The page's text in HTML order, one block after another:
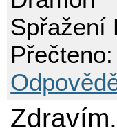
Spřažení
Zdravím.